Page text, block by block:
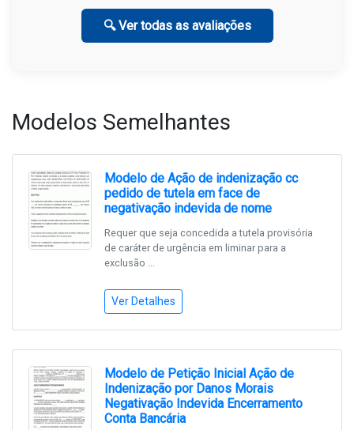
🔍 Ver todas as avaliações
Modelos Semelhantes
Modelo de Ação de indenização cc
pedido de tutela em face de
negativação indevida de nome
Requer que seja concedida a tutela provisória
de caráter de urgência em liminar para a
exclusão ...
Ver Detalhes
Modelo de Petição Inicial Ação de
Indenização por Danos Morais
Negativação Indevida Encerramento
Conta Bancária